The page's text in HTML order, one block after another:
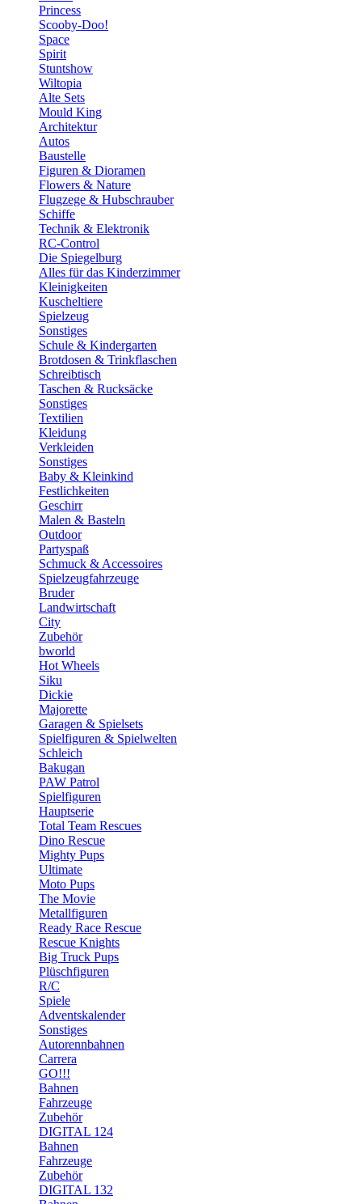
Princess
Scooby-Doo!
Space
Spirit
Stuntshow
Wiltopia
Alte Sets
Mould King
Architektur
Autos
Baustelle
Figuren & Dioramen
Flowers & Nature
Flugzege & Hubschrauber
Schiffe
Technik & Elektronik
RC-Control
Die Spiegelburg
Alles für das Kinderzimmer
Kleinigkeiten
Kuscheltiere
Spielzeug
Sonstiges
Schule & Kindergarten
Brotdosen & Trinkflaschen
Schreibtisch
Taschen & Rucksäcke
Sonstiges
Textilien
Kleidung
Verkleiden
Sonstiges
Baby & Kleinkind
Festlichkeiten
Geschirr
Malen & Basteln
Outdoor
Partyspaß
Schmuck & Accessoires
Spielzeugfahrzeuge
Bruder
Landwirtschaft
City
Zubehör
bworld
Hot Wheels
Siku
Dickie
Majorette
Garagen & Spielsets
Spielfiguren & Spielwelten
Schleich
Bakugan
PAW Patrol
Spielfiguren
Hauptserie
Total Team Rescues
Dino Rescue
Mighty Pups
Ultimate
Moto Pups
The Movie
Metallfiguren
Ready Race Rescue
Rescue Knights
Big Truck Pups
Plüschfiguren
R/C
Spiele
Adventskalender
Sonstiges
Autorennbahnen
Carrera
GO!!!
Bahnen
Fahrzeuge
Zubehör
DIGITAL 124
Bahnen
Fahrzeuge
Zubehör
DIGITAL 132